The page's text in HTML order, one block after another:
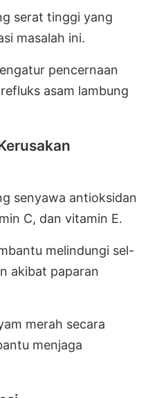
serat tinggi yang
masalah ini.
pencernaan
asam lambung
senyawa antioksidan
C, dan vitamin E.
melindungi sel-
akibat paparan
merah secara
menjaga